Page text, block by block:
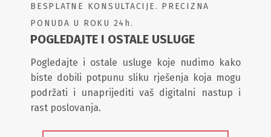
BESPLATNE KONSULTACIJE. PRECIZNA
PONUDA U ROKU 24h.
POGLEDAJTE I OSTALE USLUGE
Pogledajte i ostale usluge koje nudimo kako
biste dobili potpunu sliku rješenja koja mogu
podržati i unaprijediti vaš digitalni nastup i
rast poslovanja.